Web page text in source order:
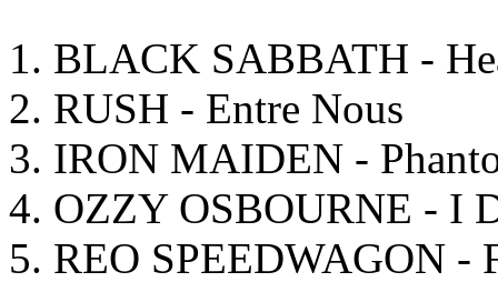
1. BLACK SABBATH -
2. RUSH - Entre Nous
3. IRON MAIDEN -
4. OZZY OSBOURNE - I
5. REO SPEEDWAGON -